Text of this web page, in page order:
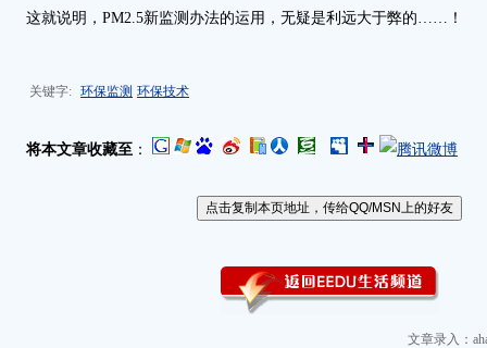
这就说明，PM2.5新监测办法的运用，无疑是利远大于弊的……！
关键字: 环保监测 环保技术
将本文章收藏至 ：
文章录入：